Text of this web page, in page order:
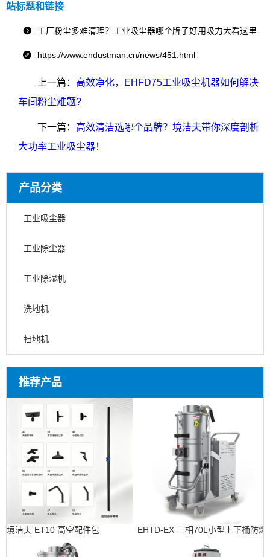
站标题和链接
 工厂粉尘多难清理？工业吸尘器哪个牌子好用吸力大看这里
 https://www.endustman.cn/news/451.html
上一篇： 高效净化，EHFD75工业吸尘机器如何解决
车间粉尘难题?
下一篇： 高效清洁选哪个品牌？境洁夫带你深度剖析
大功率工业吸尘器！
产品分类
工业吸尘器
工业除尘器
工业除湿机
洗地机
扫地机
推荐产品
境洁夫 ET10 高空配件包 EHTD-EX 三相70L小型上下桶防爆